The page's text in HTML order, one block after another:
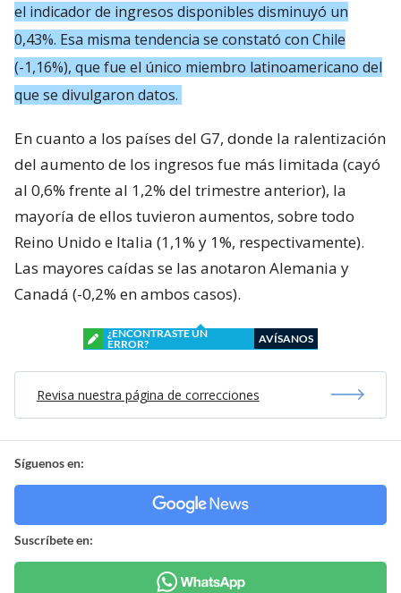
el indicador de ingresos disponibles disminuyó un
0,43%. Esa misma tendencia se constató con Chile
(-1,16%), que fue el único miembro latinoamericano del
que se divulgaron datos.
En cuanto a los países del G7, donde la ralentización
del aumento de los ingresos fue más limitada (cayó
al 0,6% frente al 1,2% del trimestre anterior), la
mayoría de ellos tuvieron aumentos, sobre todo
Reino Unido e Italia (1,1% y 1%, respectivamente).
Las mayores caídas se las anotaron Alemania y
Canadá (-0,2% en ambos casos).
¿ENCONTRASTE UN
ERROR?
AVÍSANOS
Revisa nuestra página de correcciones
Síguenos en:
Suscríbete en: